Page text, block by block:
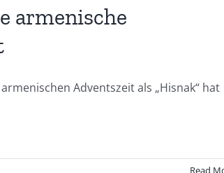
armenische
Adventszeit als „Hisnak“ hat
Read